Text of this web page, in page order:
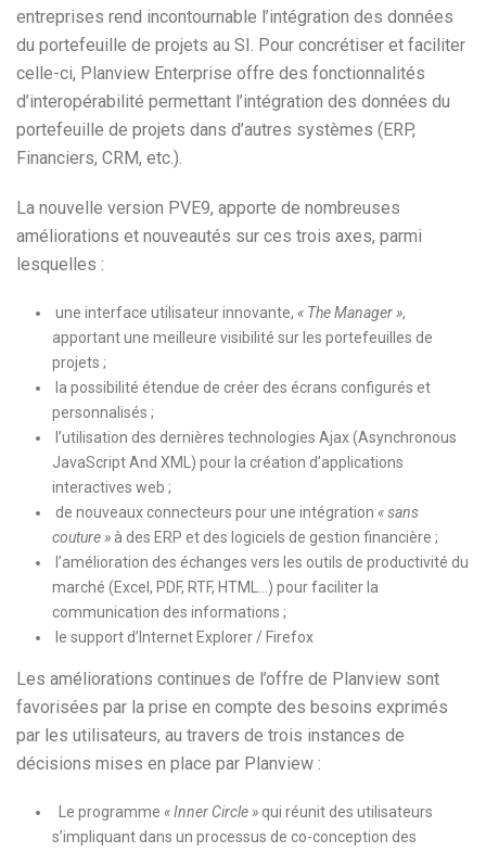
entreprises rend incontournable l’intégration des données
du portefeuille de projets au SI. Pour concrétiser et faciliter
celle-ci, Planview Enterprise offre des fonctionnalités
d’interopérabilité permettant l’intégration des données du
portefeuille de projets dans d’autres systèmes (ERP,
Financiers, CRM, etc.).
La nouvelle version PVE9, apporte de nombreuses
améliorations et nouveautés sur ces trois axes, parmi
lesquelles :
une interface utilisateur innovante, « The Manager »,
apportant une meilleure visibilité sur les portefeuilles de
projets ;
la possibilité étendue de créer des écrans configurés et
personnalisés ;
l’utilisation des dernières technologies Ajax (Asynchronous
JavaScript And XML) pour la création d’applications
interactives web ;
de nouveaux connecteurs pour une intégration « sans
couture »à des ERP et des logiciels de gestion financière ;
l’amélioration des échanges vers les outils de productivité du
marché (Excel, PDF, RTF, HTML…) pour faciliter la
communication des informations ;
le support d’Internet Explorer / Firefox
Les améliorations continues de l’offre de Planview sont
favorisées par la prise en compte des besoins exprimés
par les utilisateurs, au travers de trois instances de
décisions mises en place par Planview :
Le programme « Inner Circle »qui réunit des utilisateurs
s’impliquant dans un processus de co-conception des